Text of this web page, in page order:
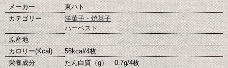
メーカー
東ハト
カテゴリー
洋菓子・焼菓子
ハーベスト
原産地
カロリー(Kcal)
58kcal/4枚
栄養成分
たん白質（g） 0.7g/4枚